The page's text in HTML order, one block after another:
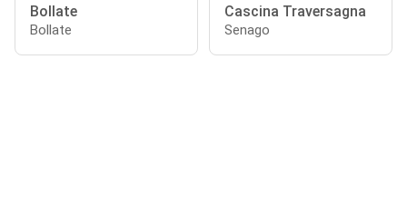
Bollate
Bollate
Cascina Traversagna
Senago